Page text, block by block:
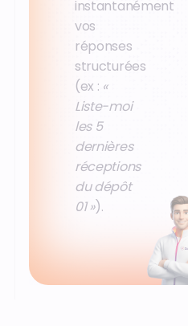
instantanément
vos
réponses
structurées
(ex : «
Liste-moi
les 5
dernières
réceptions
du dépôt
01 »).